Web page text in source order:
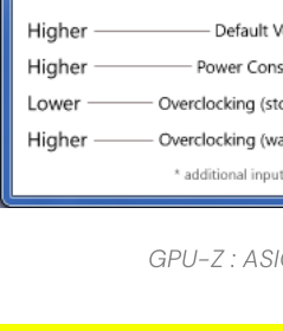
GPU-Z :